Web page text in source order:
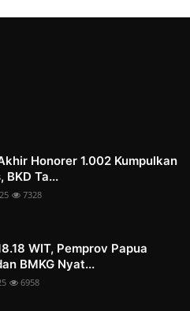
Honorer 1.002 Kumpulkan
BKD Ta...
7328
WIT, Pemprov Papua
BMKG Nyat...
6958